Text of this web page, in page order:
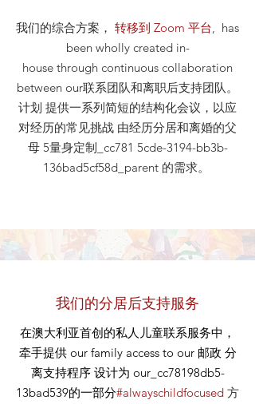
我们的综合方案， 转移到 Zoom 平台, has
been wholly created in-
house through continuous collaboration
between our联系团队和离职后支持团队。
计划 提供一系列简短的结构化会议，以应
对经历的常见挑战 由经历分居和离婚的父
母 5量身定制_cc781 5cde-3194-bb3b-
136bad5cf58d_parent 的需求。
我们的分居后支持服务
在澳大利亚首创的私人儿童联系服务中，
牵手提供 our family access to our 邮政 分
离支持程序 设计为 our_cc78198db5-
13bad539的一部分#alwayschildfocused 方